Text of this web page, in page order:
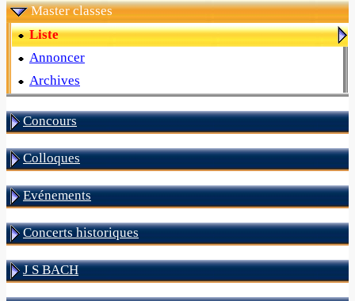
Master classes
Liste
Annoncer
Archives
Concours
Colloques
Evénements
Concerts historiques
J S BACH